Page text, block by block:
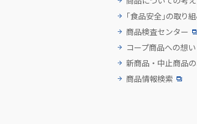
「食品安全」の取り
商品検査センター
コープ商品への想い
新商品・中止商品
商品情報検索